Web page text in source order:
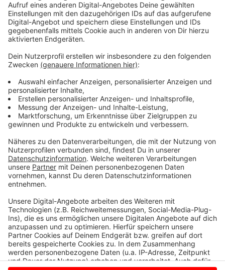
Einhaltung der Corona-Regeln. Im Jugendhaus Gönni
und in der Villa Bacho können die Jugendlichen 4 Tage
lang ihre Stimme für eine Partei und einen
Bürgermeisterkandidaten abgeben. Die Ergebnisse der
U16 Wahl werden dann an den Landes-jugendring
übermittelt. Der veröffentlicht die gesammelten
Meinungsbild der Jugendlichen, die offiziell noch nicht
wählen dürfen. Rhede ist der einzige Ort hier im Kreis
Borken, in dem es eine U16-Kommunalwahl gibt.
gibt es hier
Anzeige
Anzeige